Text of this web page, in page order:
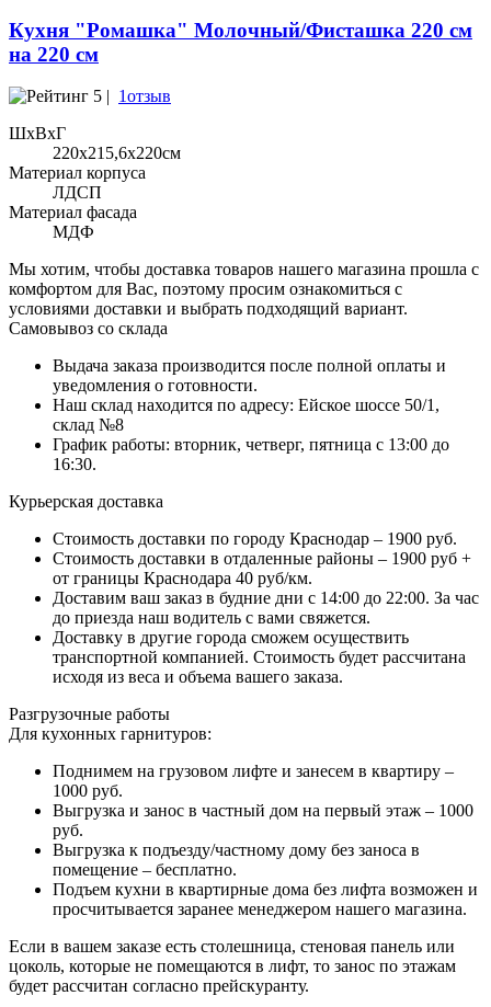
Кухня "Ромашка" Молочный/Фисташка 220 см
на 220 см
5 | 1отзыв
ШхВхГ
220x215,6х220см
Материал корпуса
ЛДСП
Материал фасада
МДФ
Мы хотим, чтобы доставка товаров нашего магазина прошла с
комфортом для Вас, поэтому просим ознакомиться с
условиями доставки и выбрать подходящий вариант.
Самовывоз со склада
Выдача заказа производится после полной оплаты и
уведомления о готовности.
Наш склад находится по адресу: Ейское шоссе 50/1,
склад №8
График работы: вторник, четверг, пятница с 13:00 до
16:30.
Курьерская доставка
Стоимость доставки по городу Краснодар – 1900 руб.
Стоимость доставки в отдаленные районы – 1900 руб +
от границы Краснодара 40 руб/км.
Доставим ваш заказ в будние дни с 14:00 до 22:00. За час
до приезда наш водитель с вами свяжется.
Доставку в другие города сможем осуществить
транспортной компанией. Стоимость будет рассчитана
исходя из веса и объема вашего заказа.
Разгрузочные работы
Для кухонных гарнитуров:
Поднимем на грузовом лифте и занесем в квартиру –
1000 руб.
Выгрузка и занос в частный дом на первый этаж – 1000
руб.
Выгрузка к подъезду/частному дому без заноса в
помещение – бесплатно.
Подъем кухни в квартирные дома без лифта возможен и
просчитывается заранее менеджером нашего магазина.
Если в вашем заказе есть столешница, стеновая панель или
цоколь, которые не помещаются в лифт, то занос по этажам
будет рассчитан согласно прейскуранту.